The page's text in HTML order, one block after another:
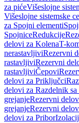
za pićeVišeslojne
Višeslojne sistemske
za Spojni elementi
SpojniceRedukcije
delovi za KolenaT-
nerastavljiviRezervni
rastavljiviRezervni
rastavljiviČepovi
delovi za Priključci
delovi za Razdelnik
grejanjeRezervni
grejanjeRezervni
delovi za Pribor